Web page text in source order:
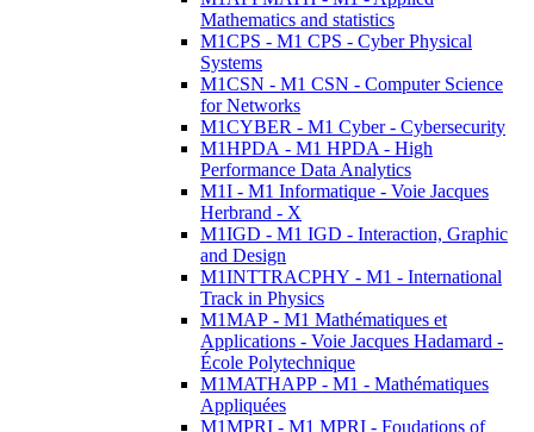
Mathematics and statistics
M1CPS - M1 CPS - Cyber Physical
Systems
M1CSN - M1 CSN - Computer Science
for Networks
M1CYBER - M1 Cyber - Cybersecurity
M1HPDA - M1 HPDA - High
Performance Data Analytics
M1I - M1 Informatique - Voie Jacques
Herbrand - X
M1IGD - M1 IGD - Interaction, Graphic
and Design
M1INTTRACPHY - M1 - International
Track in Physics
M1MAP - M1 Mathématiques et
Applications - Voie Jacques Hadamard -
École Polytechnique
M1MATHAPP - M1 - Mathématiques
Appliquées
M1MPRI - M1 MPRI - Foudations of